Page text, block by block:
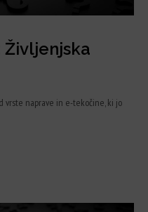
Življenjska
vrste naprave in e-tekočine, ki jo